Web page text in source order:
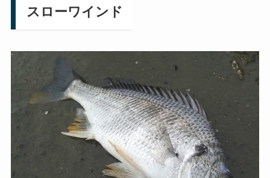
スローワイ ンド